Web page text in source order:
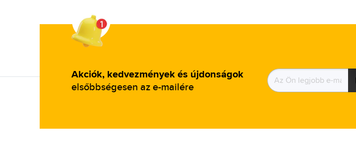
Akciók, kedvezmények és újdonságok
elsőbbségesen az e-mailére